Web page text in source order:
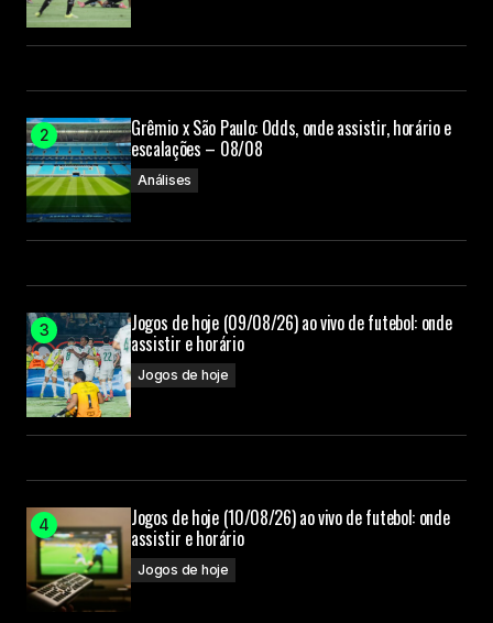
Grêmio x São Paulo: Odds, onde assistir, horário e
escalações – 08/08
Análises
Jogos de hoje (09/08/26) ao vivo de futebol: onde
assistir e horário
Jogos de hoje
Jogos de hoje (10/08/26) ao vivo de futebol: onde
assistir e horário
Jogos de hoje